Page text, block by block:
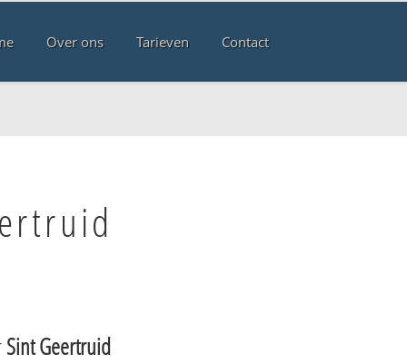
Over ons Tarieven Contact
Sint Geertruid